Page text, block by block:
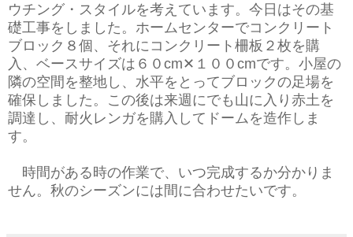
ウチング・スタイルを考えています。今日はその基
礎工事をしました。ホームセンターでコンクリート
ブロック８個、それにコンクリート柵板２枚を購
入、ベースサイズは６０cm✕１００cmです。小屋の
隣の空間を整地し、水平をとってブロックの足場を
確保しました。この後は来週にでも山に入り赤土を
調達し、耐火レンガを購入してドームを造作しま
す。
時間がある時の作業で、いつ完成するか分かりま
せん。秋のシーズンには間に合わせたいです。